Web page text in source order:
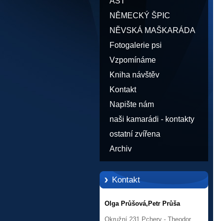
NĚMECKÝ ŠPIC
NĚVSKÁ MAŠKARÁDA
Fotogalerie psi
Vzpomínáme
Kniha návštěv
Kontakt
Napište nám
naši kamarádi - kontakty
ostatní zvířena
Archiv
Kontakt
Olga Průšová,Petr Průša
Okružní 231,Pchery - Theodor